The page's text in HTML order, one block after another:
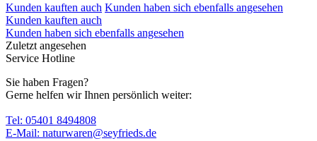
Kunden kauften auch Kunden haben sich ebenfalls angesehen
Kunden kauften auch
Kunden haben sich ebenfalls angesehen
Zuletzt angesehen
Service Hotline
Sie haben Fragen?
Gerne helfen wir Ihnen persönlich weiter:
Tel: 05401 8494808
E-Mail: naturwaren@seyfrieds.de